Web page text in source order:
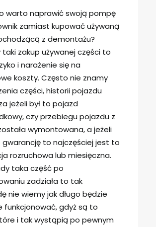
warto naprawić swoją pompę
zamiast kupować używaną
z demontażu?
zakup używanej części to
i narażenie się na
koszty. Często nie znamy
części, historii pojazdu
jeżeli był to pojazd
czy przebiegu pojazdu z
wymontowana, a jeżeli
gwarancję to najczęściej jest to
rozruchowa lub miesięczna.
taka część po
zadziała to tak
nie wiemy jak długo będzie
funkcjonować, gdyż są to
i tak wystąpią po pewnym